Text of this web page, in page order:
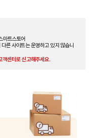
마트스토어
른 사이트는 운영하고 있지 않습니
객센터로 신고해주세요.